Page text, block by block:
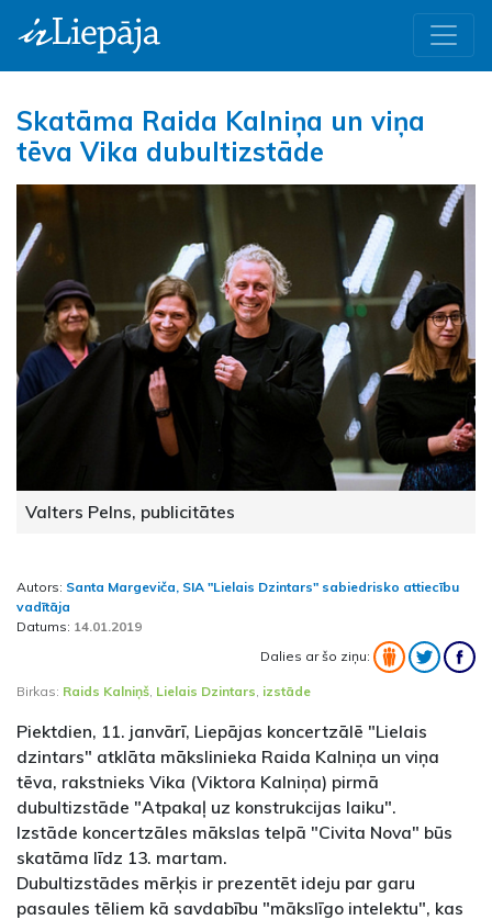
Skatāma Raida Kalniņa un viņa
tēva Vika dubultizstāde
Valters Pelns, publicitātes
Autors: Santa Margeviča, SIA "Lielais Dzintars" sabiedrisko attiecību
vadītāja
Datums: 14.01.2019
Dalies ar šo ziņu:
Birkas: Raids Kalniņš Lielais Dzintars izstāde
Piektdien, 11. janvārī, Liepājas koncertzālē "Lielais
dzintars" atklāta mākslinieka Raida Kalniņa un viņa
tēva, rakstnieks Vika (Viktora Kalniņa) pirmā
dubultizstāde "Atpakaļ uz konstrukcijas laiku".
Izstāde koncertzāles mākslas telpā "Civita Nova" būs
skatāma līdz 13. martam.
Dubultizstādes mērķis ir prezentēt ideju par garu
pasaules tēliem kā savdabību "mākslīgo intelektu", kas